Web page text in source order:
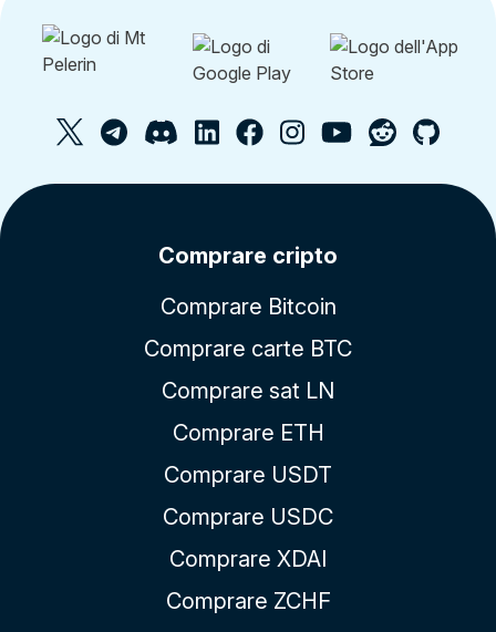
Comprare cripto
Comprare Bitcoin
Comprare carte BTC
Comprare sat LN
Comprare ETH
Comprare USDT
Comprare USDC
Comprare XDAI
Comprare ZCHF